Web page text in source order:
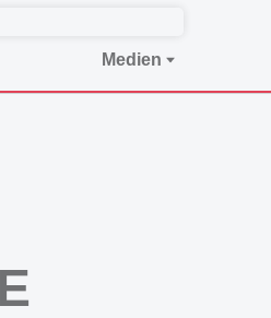
Medien